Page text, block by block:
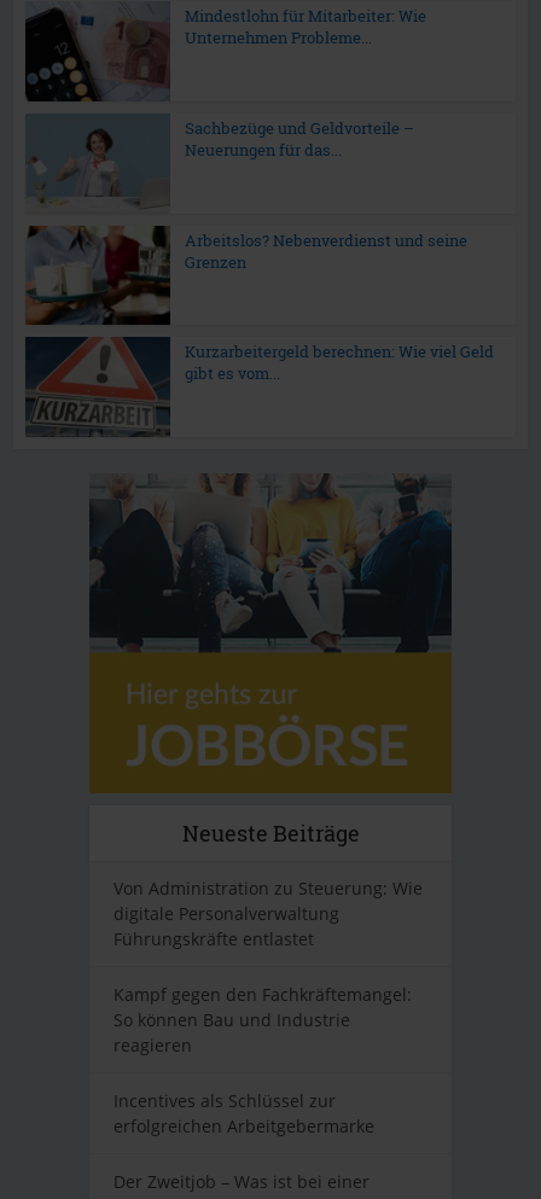
Mindestlohn für Mitarbeiter: Wie
Unternehmen Probleme...
Sachbezüge und Geldvorteile –
Neuerungen für das...
Arbeitslos? Nebenverdienst und seine
Grenzen
Kurzarbeitergeld berechnen: Wie viel Geld
gibt es vom...
Neueste Beiträge
Von Administration zu Steuerung: Wie
digitale Personalverwaltung
Führungskräfte entlastet
Kampf gegen den Fachkräftemangel:
So können Bau und Industrie
reagieren
Incentives als Schlüssel zur
erfolgreichen Arbeitgebermarke
Der Zweitjob – Was ist bei einer